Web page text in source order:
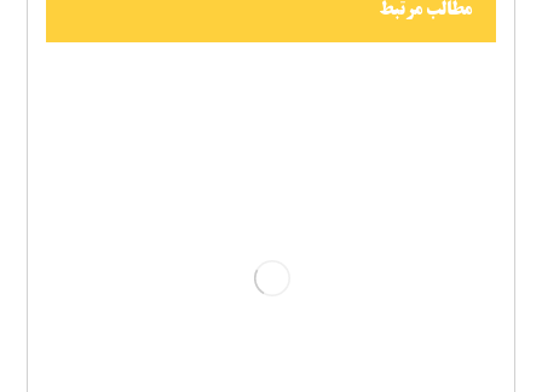
مطالب مرتبط